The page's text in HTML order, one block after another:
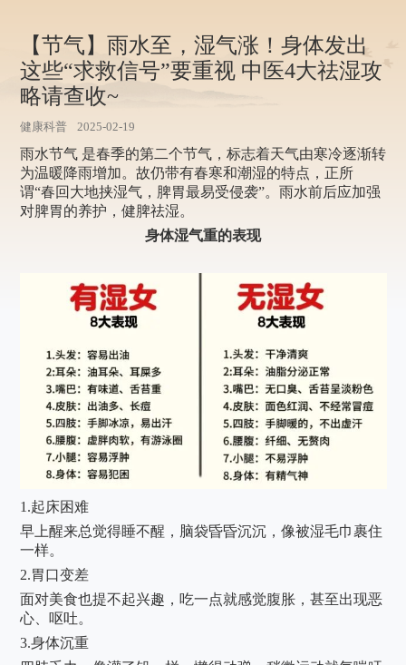
【节气】雨水至，湿气涨！身体发出
这些“求救信号”要重视 中医4大祛湿攻
略请查收~
健康科普 2025-02-19
雨水节气是春季的第二个节气，标志着天气由寒冷逐渐转
为温暖降雨增加。故仍带有春寒和潮湿的特点，正所
谓“春回大地挟湿气，脾胃最易受侵袭”。雨水前后应加强
对脾胃的养护，健脾祛湿。
身体湿气重的表现
1.起床困难
早上醒来总觉得睡不醒，脑袋昏昏沉沉，像被湿毛巾裹住
一样。
2.胃口变差
面对美食也提不起兴趣，吃一点就感觉腹胀，甚至出现恶
心、呕吐。
3.身体沉重